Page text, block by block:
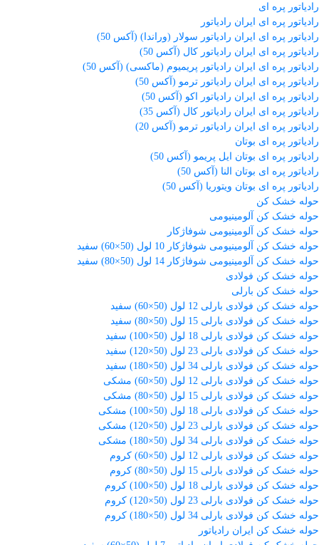
رادیاتور پره ای
رادیاتور پره ای ایران رادیاتور
رادیاتور پره ای ایران رادیاتور سولار (وراندا) (آکس 50)
رادیاتور پره ای ایران رادیاتور کال (آکس 50)
رادیاتور پره ای ایران رادیاتور پریمیوم (ماکسی) (آکس 50)
رادیاتور پره ای ایران رادیاتور ترمو (آکس 50)
رادیاتور پره ای ایران رادیاتور اکو (آکس 50)
رادیاتور پره ای ایران رادیاتور کال (آکس 35)
رادیاتور پره ای ایران رادیاتور ترمو (آکس 20)
رادیاتور پره ای بوتان
رادیاتور پره ای بوتان ایل پریمو (آکس 50)
رادیاتور پره ای بوتان النا (آکس 50)
رادیاتور پره ای بوتان ویتوریا (آکس 50)
حوله خشک کن
حوله خشک کن آلومینیومی
حوله خشک کن آلومینیومی شوفاژکار
حوله خشک کن آلومینیومی شوفاژکار 10 لول (50×60) سفید
حوله خشک کن آلومینیومی شوفاژکار 14 لول (50×80) سفید
حوله خشک کن فولادی
حوله خشک کن بارلی
حوله خشک کن فولادی بارلی 12 لول (50×60) سفید
حوله خشک کن فولادی بارلی 15 لول (50×80) سفید
حوله خشک کن فولادی بارلی 18 لول (50×100) سفید
حوله خشک کن فولادی بارلی 23 لول (50×120) سفید
حوله خشک کن فولادی بارلی 34 لول (50×180) سفید
حوله خشک کن فولادی بارلی 12 لول (50×60) مشکی
حوله خشک کن فولادی بارلی 15 لول (50×80) مشکی
حوله خشک کن فولادی بارلی 18 لول (50×100) مشکی
حوله خشک کن فولادی بارلی 23 لول (50×120) مشکی
حوله خشک کن فولادی بارلی 34 لول (50×180) مشکی
حوله خشک کن فولادی بارلی 12 لول (50×60) کروم
حوله خشک کن فولادی بارلی 15 لول (50×80) کروم
حوله خشک کن فولادی بارلی 18 لول (50×100) کروم
حوله خشک کن فولادی بارلی 23 لول (50×120) کروم
حوله خشک کن فولادی بارلی 34 لول (50×180) کروم
حوله خشک کن ایران رادیاتور